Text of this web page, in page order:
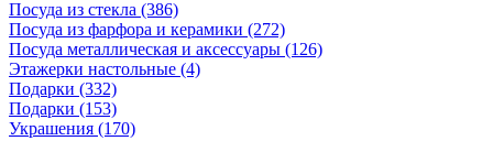
Посуда из стекла (386)
Посуда из фарфора и керамики (272)
Посуда металлическая и аксессуары (126)
Этажерки настольные (4)
Подарки (332)
Подарки (153)
Украшения (170)